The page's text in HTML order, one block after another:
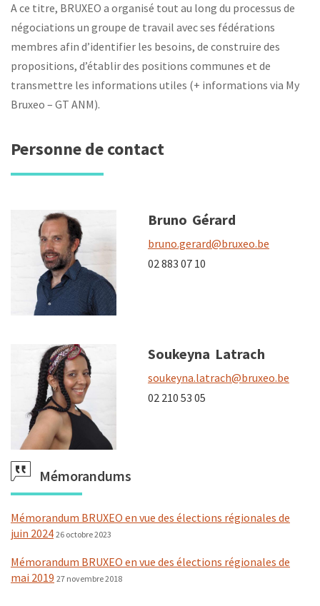
A ce titre, BRUXEO a organisé tout au long du processus de
négociations un groupe de travail avec ses fédérations
membres afin d’identifier les besoins, de construire des
propositions, d’établir des positions communes et de
transmettre les informations utiles (+ informations via My
Bruxeo – GT ANM).
Personne de contact
Bruno Gérard
bruno.gerard@bruxeo.be
02 883 07 10
Soukeyna Latrach
soukeyna.latrach@bruxeo.be
02 210 53 05
Mémorandums
Mémorandum BRUXEO en vue des élections régionales de
juin 2024 26 octobre 2023
Mémorandum BRUXEO en vue des élections régionales de
mai 2019 27 novembre 2018